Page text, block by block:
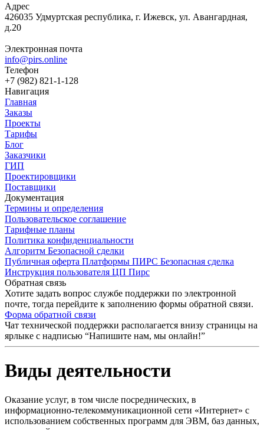
Адрес
426035 Удмуртская республика, г. Ижевск, ул. Авангардная,
д.20
Электронная почта
info@pirs.online
Телефон
+7 (982) 821-1-128
Навигация
Главная
Заказы
Проекты
Тарифы
Блог
Заказчики
ГИП
Проектировщики
Поставщики
Документация
Термины и определения
Пользовательское соглашение
Тарифные планы
Политика конфиденциальности
Алгоритм Безопасной сделки
Публичная оферта Платформы ПИРС Безопасная сделка
Инструкция пользователя ЦП Пирс
Обратная связь
Хотите задать вопрос службе поддержки по электронной
почте, тогда перейдите к заполнению формы обратной связи.
Форма обратной связи
Чат технической поддержки располагается внизу страницы на
ярлыке с надписью “Напишите нам, мы онлайн!”
Виды деятельности
Оказание услуг, в том числе посреднических, в
информационно-телекоммуникационной сети «Интернет» с
использованием собственных программ для ЭВМ, баз данных,